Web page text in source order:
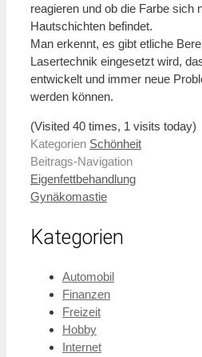
reagieren und ob die Farbe sich
Hautschichten befindet.
Man erkennt, es gibt etliche
Lasertechnik eingesetzt wird,
entwickelt und immer neue
werden können.
(Visited 40 times, 1 visits today)
Kategorien Schönheit
Beitrags-Navigation
Eigenfettbehandlung
Gynäkomastie
Kategorien
Automobil
Finanzen
Freizeit
Hobby
Internet